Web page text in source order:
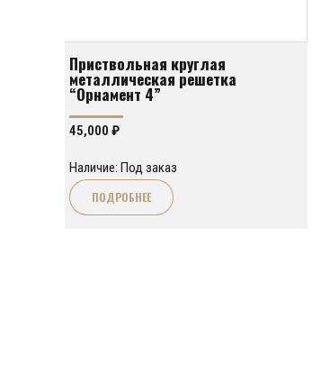
Приствольная круглая
металлическая решетка
“Орнамент 4”
45,000 ₽
Наличие: Под заказ
ПОДРОБНЕЕ